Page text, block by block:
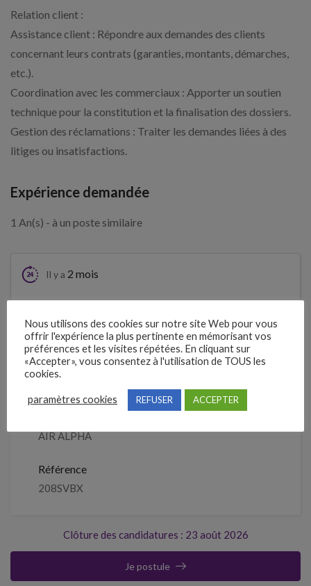
Relation client :
Assistance client : Répondre aux demandes des clients
concernant leurs contrats (garanties, montants, démarches,
etc.).
Coordination avec les commerciaux : Apporter un soutien
technique pour la constitution et la finalisation des dossiers.
Gestion des réclamations : Traiter les demandes liées à des
litiges ou insatisfactions.
Expérience demandée
1 An(s) - à un poste similaire
Il y a 2 mois
2026
Détails de l’offre
AIR ALPHA
Référence
208SVBX
Clôture des candidatures : 23 août 2026
Je postule
Nous utilisons des cookies sur notre site Web pour vous
offrir l'expérience la plus pertinente en mémorisant vos
préférences et les visites répétées. En cliquant sur
«Accepter», vous consentez à l'utilisation de TOUS les
cookies.
paramètres cookies REFUSER ACCEPTER